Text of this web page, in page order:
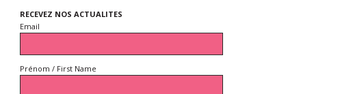
RECEVEZ NOS ACTUALITES
Email
Prénom / First Name